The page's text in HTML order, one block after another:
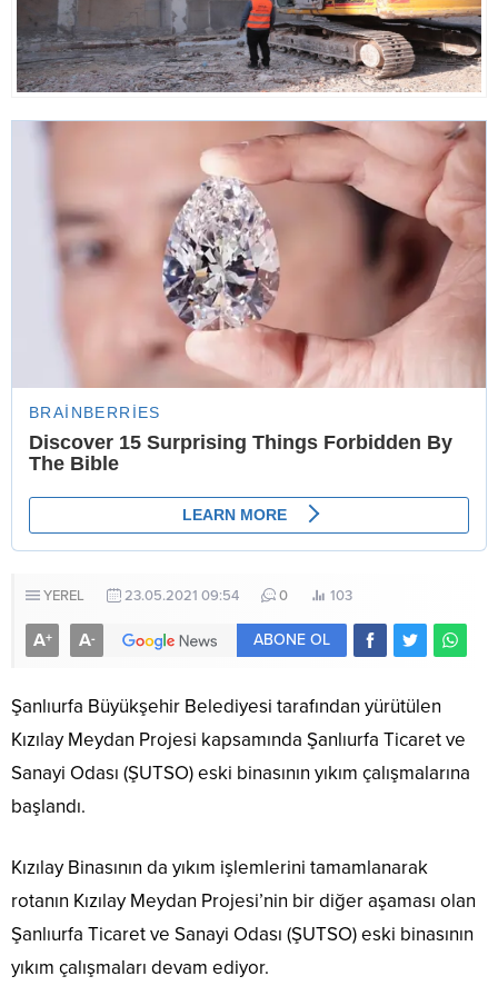
YEREL 23.05.2021 09:54 0 103
A+ A- ABONE OL
Şanlıurfa Büyükşehir Belediyesi tarafından yürütülen
Kızılay Meydan Projesi kapsamında Şanlıurfa Ticaret ve
Sanayi Odası (ŞUTSO) eski binasının yıkım çalışmalarına
başlandı.
Kızılay Binasının da yıkım işlemlerini tamamlanarak
rotanın Kızılay Meydan Projesi’nin bir diğer aşaması olan
Şanlıurfa Ticaret ve Sanayi Odası (ŞUTSO) eski binasının
yıkım çalışmaları devam ediyor.